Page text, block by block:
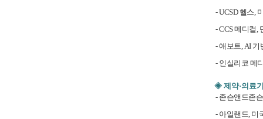
- UCSD 헬스,
- CCS 메디컬,
- 애보트, AI 기
- 인실리코 메
◈ 제약·의료
- 존슨앤드존
- 아일랜드, 미